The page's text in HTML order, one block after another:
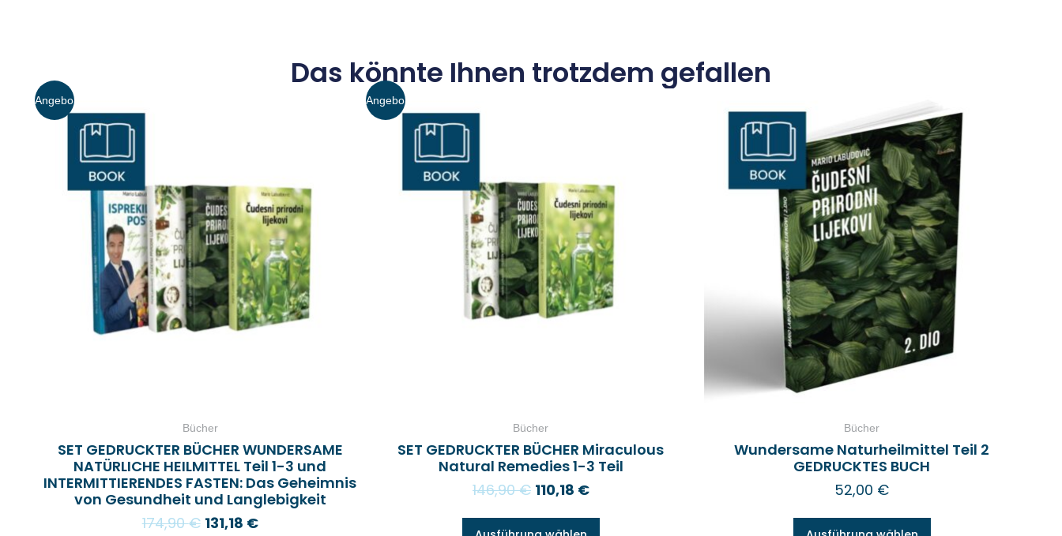
Das könnte Ihnen trotzdem gefallen
Angebo
Bücher
SET GEDRUCKTER BÜCHER WUNDERSAME
NATÜRLICHE HEILMITTEL Teil 1-3 und
INTERMITTIERENDES FASTEN: Das Geheimnis
von Gesundheit und Langlebigkeit
174,90€ 131,18 €
Angebo
Bücher
SET GEDRUCKTER BÜCHER Miraculous
Natural Remedies 1-3 Teil
146,90€ 110,18 €
Bücher
Wundersame Naturheilmittel Teil 2
GEDRUCKTES BUCH
52,00 €